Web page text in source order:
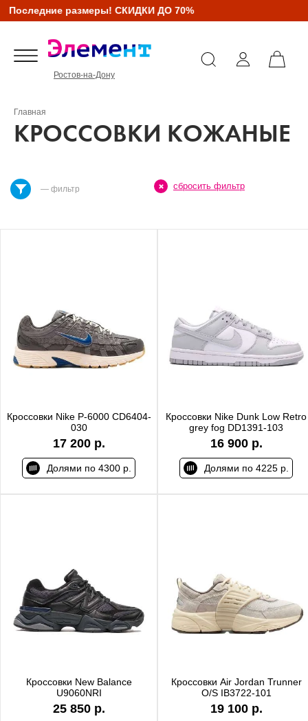
размеры! СКИДКИ ДО 70%
Ростов-на-Дону
Главная
КРОССОВКИ КОЖАНЫЕ
— фильтр сбросить фильтр
Кроссовки Nike P-6000 CD6404-
030
17 200 р.
Долями по 4300 р.
Кроссовки Nike Dunk Low Retro
grey fog DD1391-103
16 900 р.
Долями по 4225 р.
Кроссовки New Balance
U9060NRI
25 850 р.
Кроссовки Air Jordan Trunner
O/S IB3722-101
19 100 р.